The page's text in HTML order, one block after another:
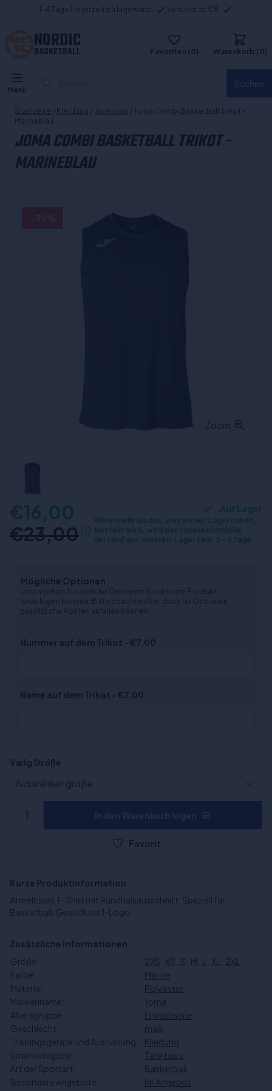
1-4 Tage Lieferzeit på lagervarer Versand ab €8
NORDIC
BASKETBALL Favoriten (0) Warenkorb (0)
Menü
Startseite / Kleidung / Tanktops / Joma Combi Basketball Trikot -
Marineblau
JOMA COMBI BASKETBALL TRIKOT -
MARINEBLAU
Zoom
€16,00
€23,00
Auf Lager
Wenn mehr als das, was wir auf Lager haben,
bestellt wird, wird der voraussichtliche
Versand aus unserem Lager sein: 3 - 8 Tage
Mögliche Optionen
Unten sehen Sie, welche Optionen Sie diesem Produkt
hinzufügen können. Bitte beachten Sie, dass für Optionen
zusätzliche Kosten anfallen können
Nummer auf dem Trikot - €7,00
Name auf dem Trikot - €7,00
Vælg Größe
Favorit
Kurze Produktinformation
Ärmelloses T-Shirt mit Rundhalsausschnitt. Speziell für
Basketball. Gesticktes J-Logo
Zusätzliche Informationen
Größe:
2XS XS S M L XL
2XL
Farbe:
Marine
Material:
Polyester
Markenname:
Joma
Altersgruppe:
Erwachsene
Geschlecht:
male
Trainingsgeräte und Ausrüstung:
Kleidung
Unterkategorie:
Tanktops
Art der Sportart:
Basketball
Besondere Angebote:
Im Angebot